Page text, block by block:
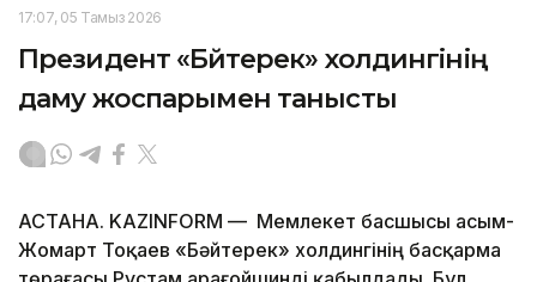
17:07, 05 Тамыз 2026
Президент «Бәйтерек» холдингінің
даму жоспарымен танысты
АСТАНА. KAZINFORM — Мемлекет басшысы Қасым-
Жомарт Тоқаев «Бәйтерек» холдингінің басқарма